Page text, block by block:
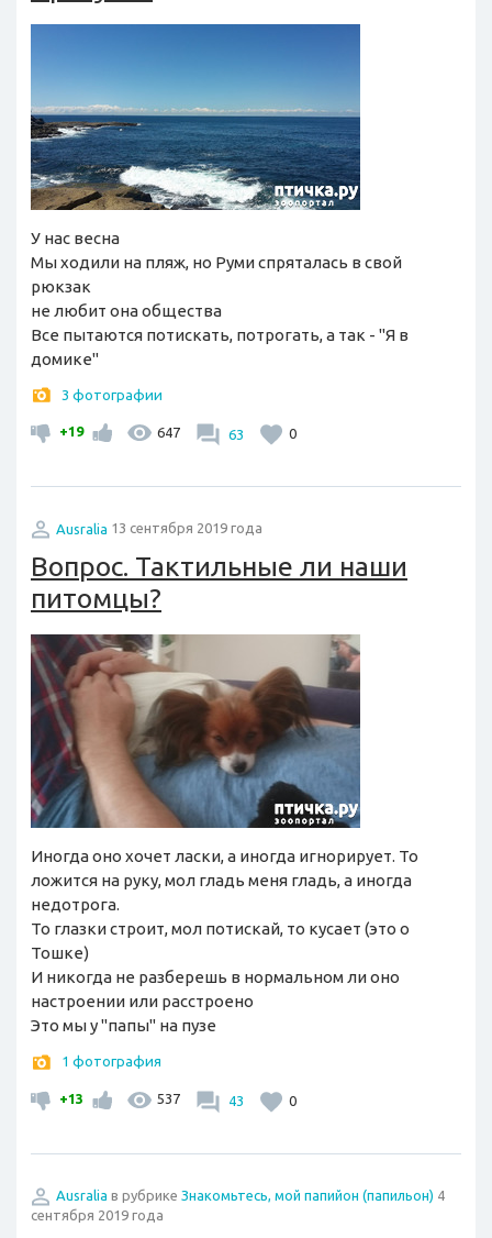
У нас весна
Мы ходили на пляж, но Руми спряталась в свой
рюкзак
не любит она общества
Все пытаются потискать, потрогать, а так - "Я в
домике"
3 фотографии
+19 647 63 0
Ausralia 13 сентября 2019 года
Вопрос. Тактильные ли наши
питомцы?
Иногда оно хочет ласки, а иногда игнорирует. То
ложится на руку, мол гладь меня гладь, а иногда
недотрога.
То глазки строит, мол потискай, то кусает (это о
Тошке)
И никогда не разберешь в нормальном ли оно
настроении или расстроено
Это мы у "папы" на пузе
1 фотография
+13 537 43 0
Ausralia в рубрике Знакомьтесь, мой папийон (папильон) 4
сентября 2019 года